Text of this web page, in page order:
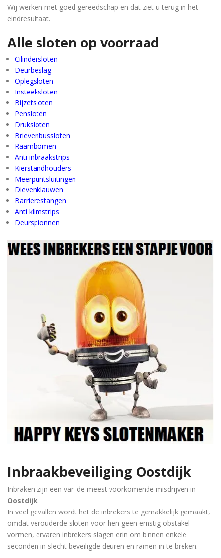
Wij werken met goed gereedschap en dat ziet u terug in het
eindresultaat.
Alle sloten op voorraad
Cilindersloten
Deurbeslag
Oplegsloten
Insteeksloten
Bijzetsloten
Pensloten
Druksloten
Brievenbussloten
Raambomen
Anti inbraakstrips
Kierstandhouders
Meerpuntsluitingen
Dievenklauwen
Barrierestangen
Anti klimstrips
Deurspionnen
Inbraakbeveiliging Oostdijk
Inbraken zijn een van de meest voorkomende misdrijven in
Oostdijk.
In veel gevallen wordt het de inbrekers te gemakkelijk gemaakt,
omdat verouderde sloten voor hen geen ernstig obstakel
vormen, ervaren inbrekers slagen erin om binnen enkele
seconden in slecht beveiligde deuren en ramen in te breken.